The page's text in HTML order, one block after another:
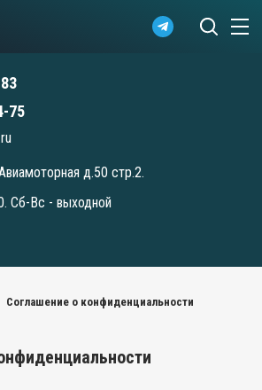
75
д.50 стр.2.
Сб-Вс - выходной
Соглашение о конфиденциальности